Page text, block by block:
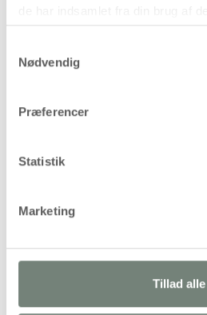
Nødvendig
Præferencer
Statistik
Marketing
Tillad alle
Levering: 1-3 hverdage
Vandbaseret akrylmaling i tyk
træ, gips m.m. God kvalitet med
vandfast op. Farverne kan
indbyrdes blandbare og kan